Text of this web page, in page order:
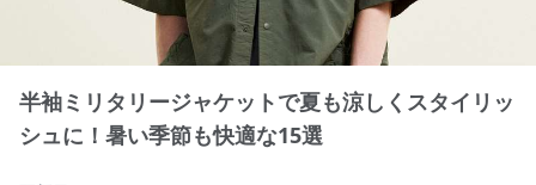
半袖ミリタリージャケットで夏も涼しくスタイリッ
シュに！暑い季節も快適な15選